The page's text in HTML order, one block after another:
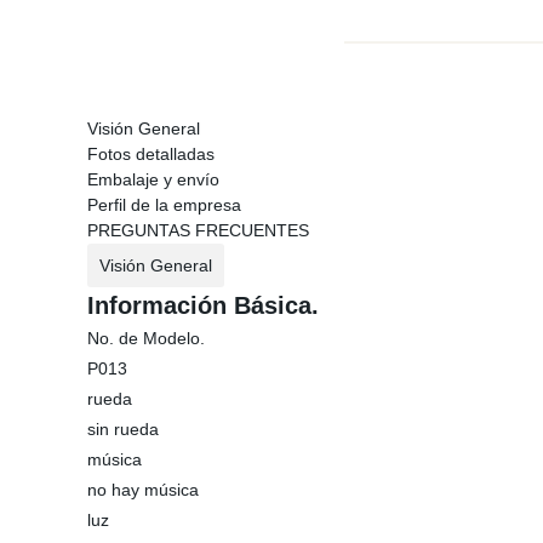
Visión General
Fotos detalladas
Embalaje y envío
Perfil de la empresa
PREGUNTAS FRECUENTES
Visión General
Información Básica.
No. de Modelo.
P013
rueda
sin rueda
música
no hay música
luz